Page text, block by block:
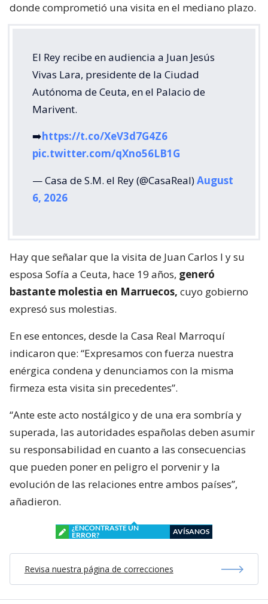
donde comprometió una visita en el mediano plazo.
El Rey recibe en audiencia a Juan Jesús
Vivas Lara, presidente de la Ciudad
Autónoma de Ceuta, en el Palacio de
Marivent.
➡️https://t.co/XeV3d7G4Z6
pic.twitter.com/qXno56LB1G
— Casa de S.M. el Rey (@CasaReal)August
6, 2026
Hay que señalar que la visita de Juan Carlos I y su
esposa Sofía a Ceuta, hace 19 años, generó
bastante molestia en Marruecos, cuyo gobierno
expresó sus molestias.
En ese entonces, desde la Casa Real Marroquí
indicaron que: “Expresamos con fuerza nuestra
enérgica condena y denunciamos con la misma
firmeza esta visita sin precedentes”.
“Ante este acto nostálgico y de una era sombría y
superada, las autoridades españolas deben asumir
su responsabilidad en cuanto a las consecuencias
que pueden poner en peligro el porvenir y la
evolución de las relaciones entre ambos países”,
añadieron.
¿ENCONTRASTE UN
ERROR?
AVÍSANOS
Revisa nuestra página de correcciones